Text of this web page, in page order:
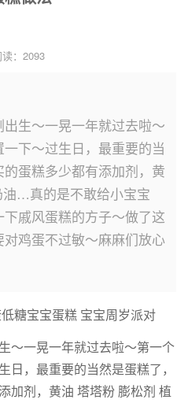
读：2093
生～一晃一年就过去啦～
下～过生日，最重要的当
蛋糕多少都有添加剂，黄
…真的是不敢给小宝宝
戚风蛋糕的方子～做了这
鸡蛋不过敏～麻麻们放心
糖宝宝蛋糕 宝宝周岁派对
～一晃一年就过去啦～第一个
日，最重要的当然是蛋糕了，
加剂，黄油 塔塔粉 膨松剂 植